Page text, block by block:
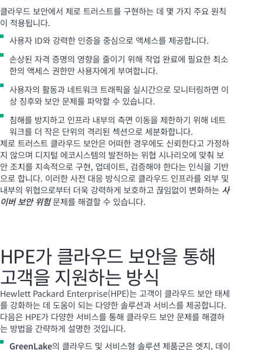
클라우드 보안에서 제로 트러스트를 구현하는 데 몇 가지 주요 원칙
이 적용됩니다.
사용자 ID와 강력한 인증을 중심으로 액세스를 제공합니다.
손상된 자격 증명의 영향을 줄이기 위해 작업 완료에 필요한 최소
한의 액세스 권한만 사용자에게 부여합니다.
사용자의 활동과 네트워크 트래픽을 실시간으로 모니터링하면 이
상 징후와 보안 문제를 파악할 수 있습니다.
침해를 방지하고 인프라 내부의 측면 이동을 제한하기 위해 네트
워크를 더 작은 단위의 격리된 섹션으로 세분화합니다.
제로 트러스트 클라우드 보안은 어떠한 경우에도 신뢰한다고 가정하
지 않으며 디지털 에코시스템의 발전하는 위협 시나리오에 맞춰 보
안 조치를 지속적으로 구현, 업데이트, 검증해야 한다는 인식을 기반
으로 합니다. 이러한 사전 대응 방식으로 클라우드 인프라를 외부 및
내부의 위협으로부터 더욱 강력하게 보호하고 끊임없이 변화하는 사
이버 보안 위험문제를 해결할 수 있습니다.
HPE가 클라우드 보안을 통해
고객을 지원하는 방식
Hewlett Packard Enterprise(HPE)는 고객이 클라우드 보안 태세
를 강화하는 데 도움이 되는 다양한 솔루션과 서비스를 제공합니다.
다음은 HPE가 다양한 서비스를 통해 클라우드 보안 문제를 해결하
는 방법을 간략하게 설명한 것입니다.
GreenLake의 클라우드 및 서비스형 솔루션 제품군은 엣지, 데이